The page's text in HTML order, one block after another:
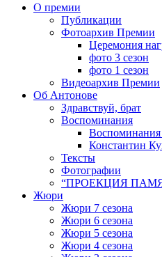
МенюО премии
Публикации
Фотоархив Премии
Церемония
фото 3 сезон
фото 1 сезон
Видеоархив Премии
Об Антонове
Здравствуй, брат
Воспоминания
Константин
Тексты
Фотографии
“ПРОЕКЦИЯ
Жюри
Жюри 7 сезона
Жюри 6 сезона
Жюри 5 сезона
Жюри 4 сезона